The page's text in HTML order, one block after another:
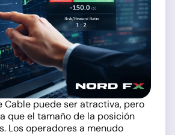
Cable puede ser atractiva, pero
que el tamaño de la posición
Los operadores a menudo